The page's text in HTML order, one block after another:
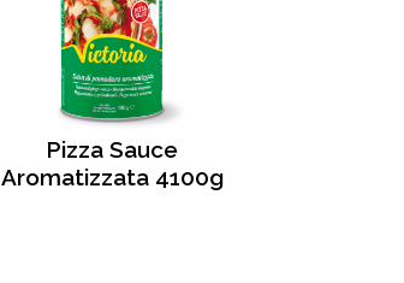
Pizza Sauce
Aromatizzata 4100g